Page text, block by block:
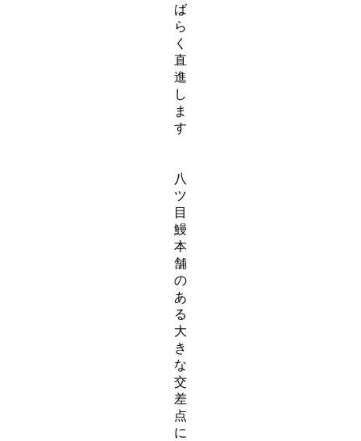
ば
ら
く
直
進
し
ま
す
八
ツ
目
鰻
本
舗
の
あ
る
大
き
な
交
差
点
に